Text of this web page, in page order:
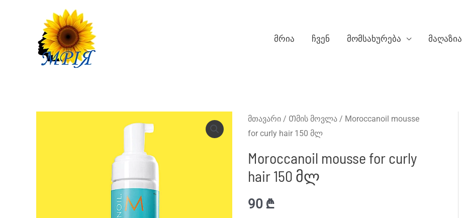
მრია ჩვენ მომსახურება მაღაზია
მთავარი/ Თმის მოვლა/ Moroccanoil mousse
for curly hair 150 მლ
Moroccanoil mousse for curly
hair 150 მლ
90 ₾